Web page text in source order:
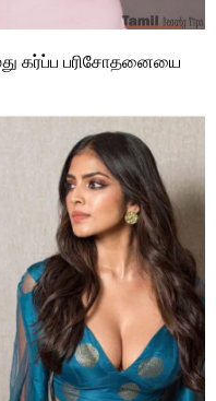
மது கர்ப்ப பரிசோதனையை